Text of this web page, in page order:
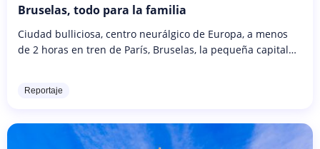
Bruselas, todo para la familia
Ciudad bulliciosa, centro neurálgico de Europa, a menos
de 2 horas en tren de París, Bruselas, la pequeña capital
Reportaje